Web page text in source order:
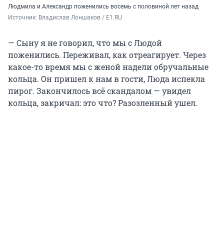
Людмила и Александр поженились восемь с половиной лет назад
Источник: Владислав Лоншаков / E1.RU
— Сыну я не говорил, что мы с Людой
поженились. Переживал, как отреагирует. Через
какое-то время мы с женой надели обручальные
кольца. Он пришел к нам в гости, Люда испекла
пирог. Закончилось всё скандалом — увидел
кольца, закричал: это что? Разозленный ушел.